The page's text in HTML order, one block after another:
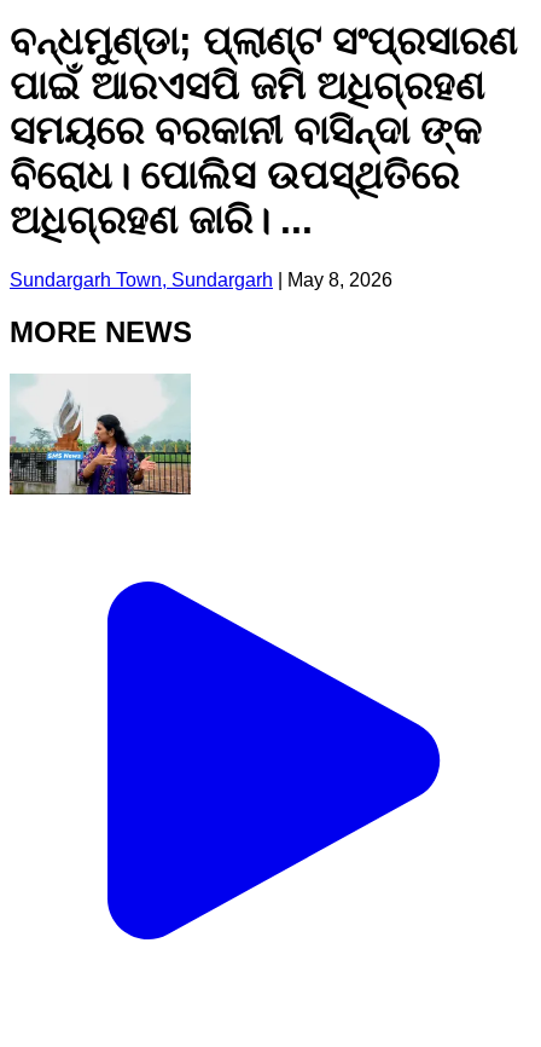
ବନ୍ଧମୁଣ୍ଡା; ପ୍ଲାଣ୍ଟ ସଂପ୍ରସାରଣ
ପାଇଁ ଆରଏସପି ଜମି ଅଧିଗ୍ରହଣ
ସମୟରେ ବରକାନୀ ବାସିନ୍ଦା ଙ୍କ
ବିରୋଧ। ପୋଲିସ ଉପସ୍ଥିତିରେ
ଅଧିଗ୍ରହଣ ଜାରି। ...
Sundargarh Town, Sundargarh May 8, 2026
MORE NEWS